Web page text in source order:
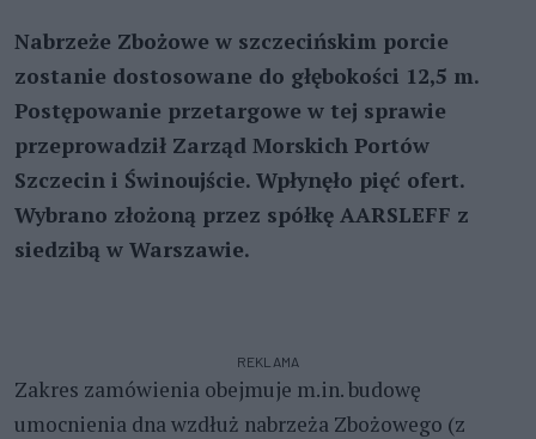
Nabrzeże Zbożowe w szczecińskim porcie
zostanie dostosowane do głębokości 12,5 m.
Postępowanie przetargowe w tej sprawie
przeprowadził Zarząd Morskich Portów
Szczecin i Świnoujście. Wpłynęło pięć ofert.
Wybrano złożoną przez spółkę AARSLEFF z
siedzibą w Warszawie.
REKLAMA
Zakres zamówienia obejmuje m.in. budowę
umocnienia dna wzdłuż nabrzeża Zbożowego (z